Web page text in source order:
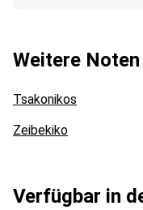
Weitere
Tsakonikos
Zeibekiko
Verfügbar in